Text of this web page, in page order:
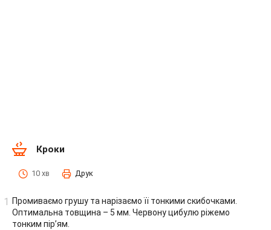
Кроки
10 хв Друк
Промиваємо грушу та нарізаємо її тонкими скибочками.
Оптимальна товщина – 5 мм. Червону цибулю ріжемо
тонким пір’ям.